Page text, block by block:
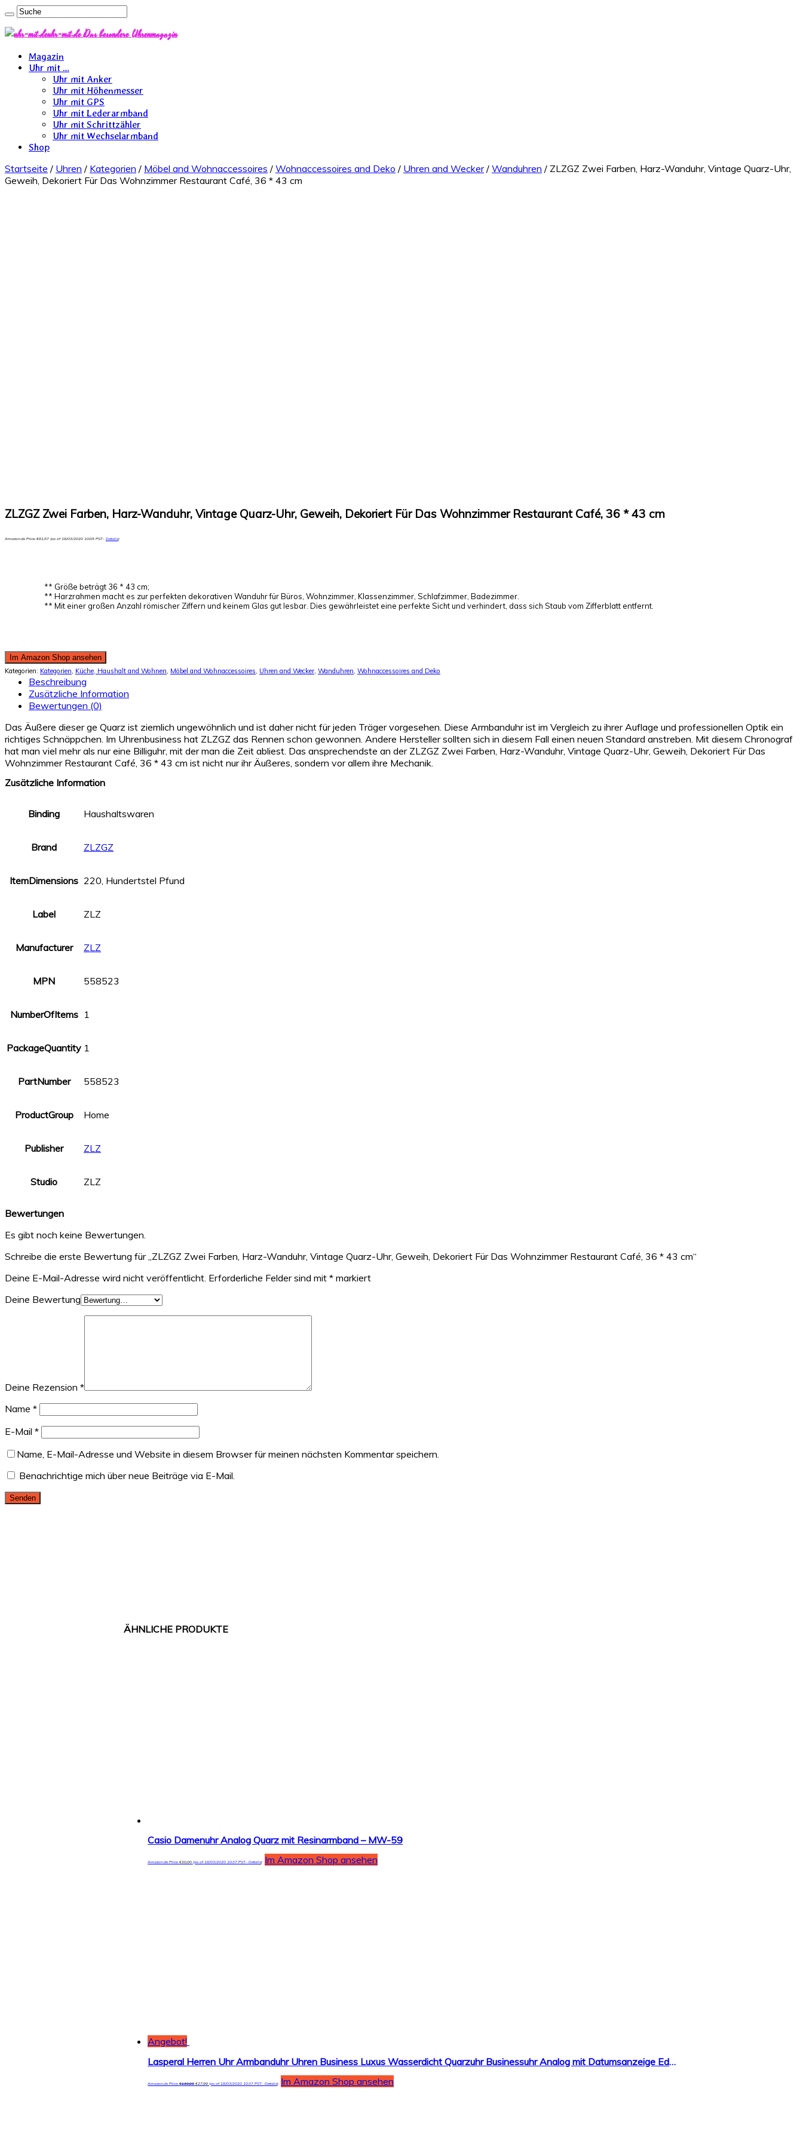
uhr-mit.de Das besondere Uhrenmagazin
Magazin
Uhr mit …
Uhr mit Anker
Uhr mit Höhenmesser
Uhr mit GPS
Uhr mit Lederarmband
Uhr mit Schrittzähler
Uhr mit Wechselarmband
Shop
Startseite / Uhren / Kategorien / Möbel and Wohnaccessoires / Wohnaccessoires and Deko / Uhren and Wecker/ Wanduhren / ZLZGZ Zwei Farben, Harz-Wanduhr, Vintage Quarz-Uhr,
Geweih, Dekoriert Für Das Wohnzimmer Restaurant Café, 36 * 43 cm
ZLZGZ Zwei Farben, Harz-Wanduhr, Vintage Quarz-Uhr, Geweih, Dekoriert Für Das Wohnzimmer Restaurant Café, 36 * 43 cm
Amazon.de Price:€81,57 (as of 18/03/2020 10:05 PST- Details)
** Größe beträgt 36 * 43 cm;
** Harzrahmen macht es zur perfekten dekorativen Wanduhr für Büros, Wohnzimmer, Klassenzimmer, Schlafzimmer, Badezimmer.
** Mit einer großen Anzahl römischer Ziffern und keinem Glas gut lesbar. Dies gewährleistet eine perfekte Sicht und verhindert, dass sich Staub vom Zifferblatt entfernt.
Im Amazon Shop ansehen
Kategorien: Kategorien Küche, Haushalt and Wohnen Möbel and Wohnaccessoires Uhren and Wecker, Wanduhren Wohnaccessoires and Deko
Beschreibung
Zusätzliche Information
Bewertungen (0)
Das Äußere dieser ge Quarz ist ziemlich ungewöhnlich und ist daher nicht für jeden Träger vorgesehen. Diese Armbanduhr ist im Vergleich zu ihrer Auflage und professionellen Optik ein
richtiges Schnäppchen. Im Uhrenbusiness hat ZLZGZ das Rennen schon gewonnen. Andere Hersteller sollten sich in diesem Fall einen neuen Standard anstreben. Mit diesem Chronograf
hat man viel mehr als nur eine Billiguhr, mit der man die Zeit abliest. Das ansprechendste an der ZLZGZ Zwei Farben, Harz-Wanduhr, Vintage Quarz-Uhr, Geweih, Dekoriert Für Das
Wohnzimmer Restaurant Café, 36 * 43 cm ist nicht nur ihr Äußeres, sondern vor allem ihre Mechanik.
Zusätzliche Information
Binding Haushaltswaren
Brand ZLZGZ
ItemDimensions 220, Hundertstel Pfund
Label ZLZ
Manufacturer ZLZ
MPN 558523
NumberOfItems 1
PackageQuantity 1
PartNumber 558523
ProductGroup Home
Publisher ZLZ
Studio ZLZ
Bewertungen
Es gibt noch keine Bewertungen.
Schreibe die erste Bewertung für „ZLZGZ Zwei Farben, Harz-Wanduhr, Vintage Quarz-Uhr, Geweih, Dekoriert Für Das Wohnzimmer Restaurant Café, 36 * 43 cm“
Deine E-Mail-Adresse wird nicht veröffentlicht. Erforderliche Felder sind mit * markiert
Deine Bewertung
Deine Rezension *
Name *
E-Mail *
Name, E-Mail-Adresse und Website in diesem Browser für meinen nächsten Kommentar speichern.
Benachrichtige mich über neue Beiträge via E-Mail.
Casio Damenuhr Analog Quarz mit Resinarmband – MW-59
Amazon.de Price:€20,00 (as of 18/03/2020 10:37 PST-Details) Im Amazon Shop ansehen
Angebot!
Lasperal Herren Uhr Armbanduhr Uhren Business Luxus Wasserdicht Quarzuhr Businessuhr Analog mit Datumsanzeige Edelstahl Sport Schwarz Rund
Amazon.de Price:€139,99 €27,99 (as of 18/03/2020 10:37 PST-Details) Im Amazon Shop ansehen